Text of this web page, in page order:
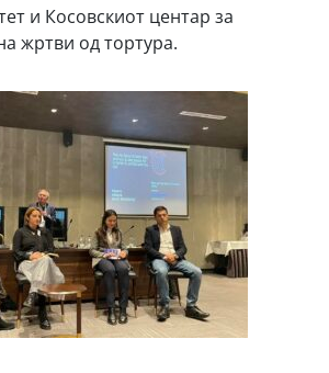
и Косовскиот центар за
жртви од тортура.